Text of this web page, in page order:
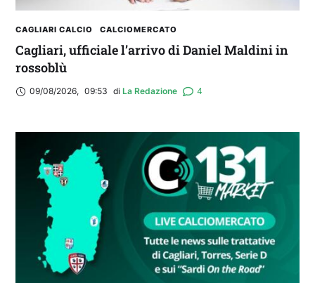
CAGLIARI CALCIO CALCIOMERCATO
Cagliari, ufficiale l’arrivo di Daniel Maldini in
rossoblù
09/08/2026, 09:53 di La Redazione 4